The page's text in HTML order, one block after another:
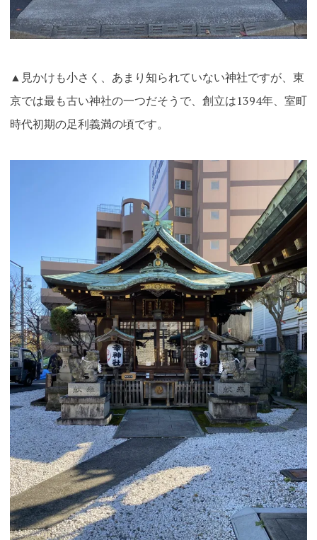
▲見かけも小さく、あまり知られていない神社ですが、東
京では最も古い神社の一つだそうで、創立は1394年、室町
時代初期の足利義満の頃です。